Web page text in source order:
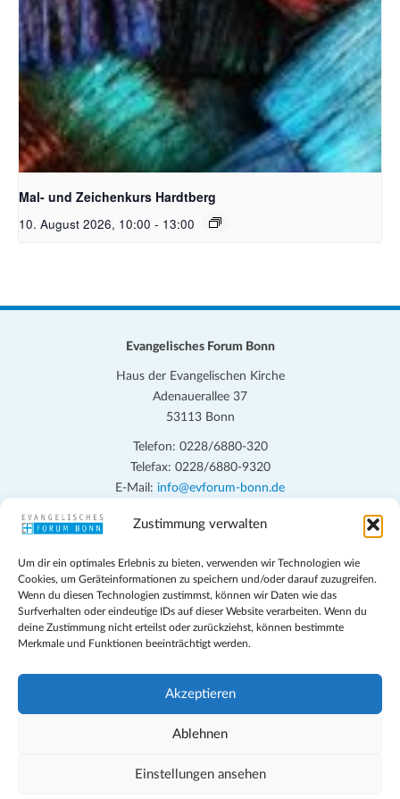
Zustimmung verwalten
Um dir ein optimales Erlebnis zu bieten, verwenden wir Technologien wie
Cookies, um Geräteinformationen zu speichern und/oder darauf zuzugreifen.
Wenn du diesen Technologien zustimmst, können wir Daten wie das
Surfverhalten oder eindeutige IDs auf dieser Website verarbeiten. Wenn du
deine Zustimmung nicht erteilst oder zurückziehst, können bestimmte
Merkmale und Funktionen beeinträchtigt werden.
Akzeptieren
Ablehnen
Einstellungen ansehen
Unsplash_RhondaK Native Florida Folk Artist
Mal- und Zeichenkurs Hardtberg
10. August 2026, 10:00 - 13:00
Evangelisches Forum Bonn
Haus der Evangelischen Kirche
Adenauerallee 37
53113 Bonn
Telefon: 0228/6880-320
Telefax: 0228/6880-9320
E-Mail: info@evforum-bonn.de
Das Evangelische Forum Bonn will in seinen zentralen
persönlichen, beruflichen, kirchlichen und öffentlichen Lebens
eingehen, zu offener Begegnung und ehrlicher Auseinandersetzung
anregen und mithelfen, aus der Verheißung des Evangeliums heraus
im individuellen und gesellschaftlichen Leben verantwortlich zu
denken, zu reden und zu handeln.
Impressum
Teilnahmebedingungen
Cookie-Richtlinie (EU)